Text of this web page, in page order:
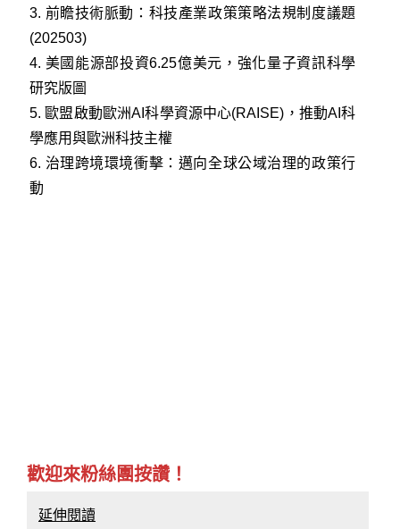
3. 前瞻技術脈動：科技產業政策策略法規制度議題
(202503)
4. 美國能源部投資6.25億美元，強化量子資訊科學
研究版圖
5. 歐盟啟動歐洲AI科學資源中心(RAISE)，推動AI科
學應用與歐洲科技主權
6. 治理跨境環境衝擊：邁向全球公域治理的政策行
動
歡迎來粉絲團按讚！
延伸閱讀